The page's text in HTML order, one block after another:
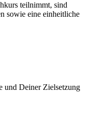
teilnimmt, sind
sowie eine einheitliche
und Deiner Zielsetzung